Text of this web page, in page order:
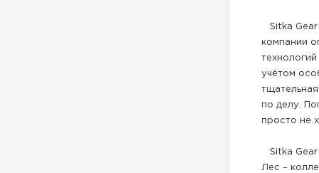
Sitka Gear
компании
учётом
по делу.
просто не
Sitka Gear
Лес –